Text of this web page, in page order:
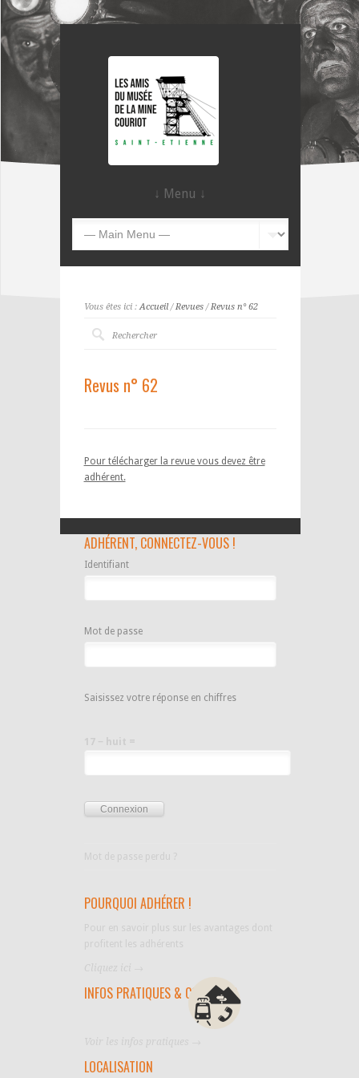
↓ Menu ↓
Vous êtes ici :Accueil/Revues/Revus n° 62
Revus n° 62
Pour télécharger la revue vous devez être
adhérent.
ADHÉRENT, CONNECTEZ-VOUS !
Identifiant
Mot de passe
Saisissez votre réponse en chiffres
POURQUOI ADHÉRER !
INFOS PRATIQUES & CONTACTS
LOCALISATION